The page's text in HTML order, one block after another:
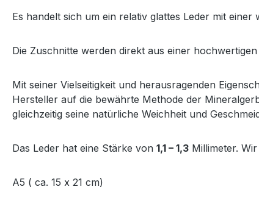
Es handelt sich um ein relativ glattes Leder mit einer
Die Zuschnitte werden direkt aus einer
Mit seiner Vielseitigkeit und herausragenden
Hersteller auf die bewährte Methode der
gleichzeitig seine natürliche Weichheit und
Das Leder hat eine Stärke von 1,1 – 1,3 Millimeter.
A5 ( ca. 15 x 21 cm)